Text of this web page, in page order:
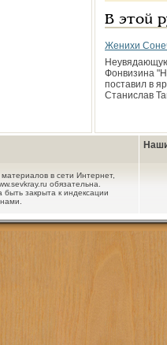
В этой
Женихи
Фонвизина
поставил в
Станислав
в сети Интернет,
обязательна.
закрыта к индексации